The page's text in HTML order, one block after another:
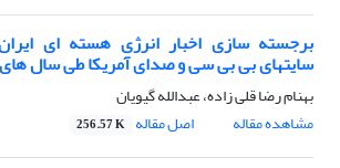
برجسته‏ سازی اخبار انرژی هسته ای
سایت‏های بی بی سی و صدای آمریکا طی سال های 1385-1383
بهنام رضا قلی زاده، عبدالله گیویان
مشاهده مقاله
اصل مقاله 256.57 K